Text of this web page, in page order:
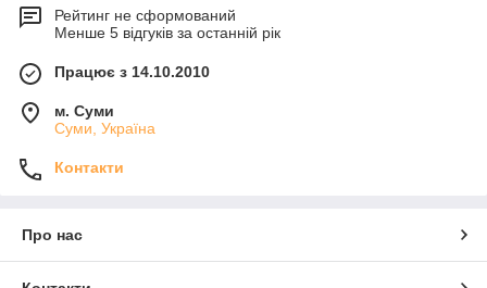
Рейтинг не сформований
Менше 5 відгуків за останній рік
Працює з 14.10.2010
м. Суми
Суми, Україна
Контакти
Про нас